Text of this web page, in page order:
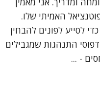
האמיתי שלו.
לסייע לפונים להבחין
התנהגות שמגבילים
- ...